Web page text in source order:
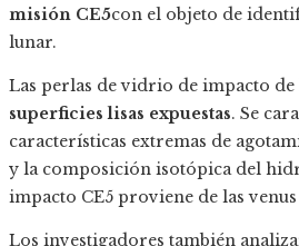
misión CE5con el objeto de
lunar.
Las perlas de vidrio de impacto
superficies lisas expuestas. Se
características extremas de
y la composición isotópica del
impacto CE5 proviene de las
Los investigadores también